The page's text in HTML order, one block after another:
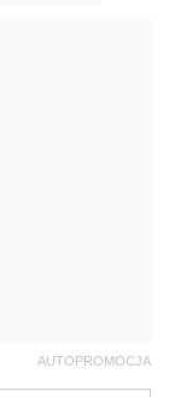
AUTOPROMOCJA